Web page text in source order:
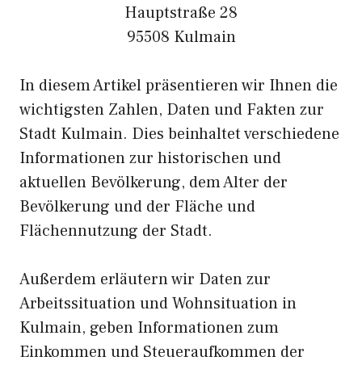
Hauptstraße 28
95508 Kulmain
In diesem Artikel präsentieren wir Ihnen die
wichtigsten Zahlen, Daten und Fakten zur
Stadt Kulmain. Dies beinhaltet verschiedene
Informationen zur historischen und
aktuellen Bevölkerung, dem Alter der
Bevölkerung und der Fläche und
Flächennutzung der Stadt.
Außerdem erläutern wir Daten zur
Arbeitssituation und Wohnsituation in
Kulmain, geben Informationen zum
Einkommen und Steueraufkommen der